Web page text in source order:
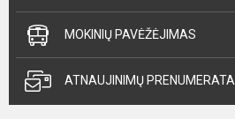
MOKINIŲ PAVĖŽĖJIMAS
ATNAUJINIMŲ PRENUMERATA